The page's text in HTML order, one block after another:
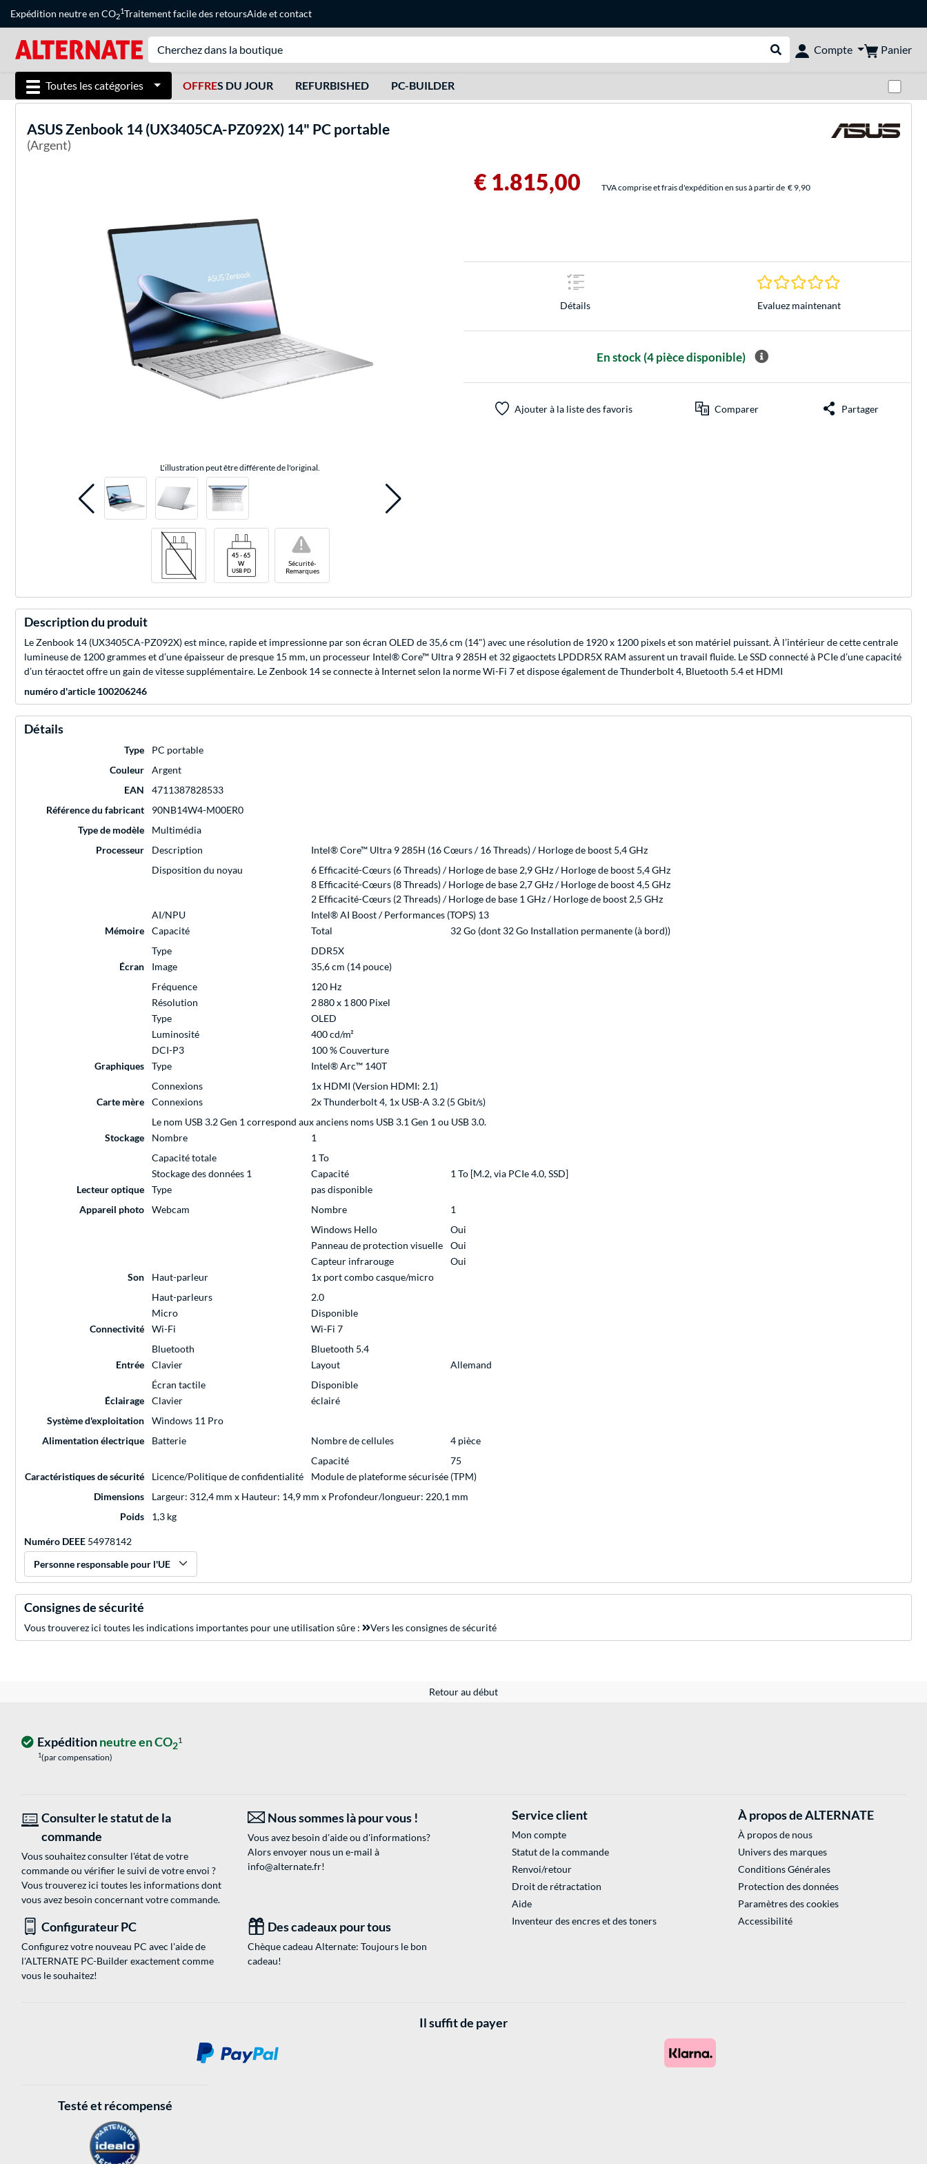
Expédition neutre en CO2
1Traitement facile des retoursAideetcontact
Rechercher dans le shop
Compte Panier
Toutes les catégories OFFRES DU JOUR REFURBISHED PC-BUILDER
ASUSZenbook 14 (UX3405CA-PZ092X) 14" PC portable
(Argent)
L'illustration peut être différente de l'original.
Sécurité-
Remarques
!
€ 1.815,00 TVA comprise et frais d'expédition en sus à partir de € 9,90
Détails
0.0 Étoiles à 0
Evaluez maintenant
En stock (4 pièce disponible)
Ajouter à la liste des favoris Comparer Partager
Description du produit
Le Zenbook 14 (UX3405CA-PZ092X) est mince, rapide et impressionne par son écran OLED de 35,6 cm (14") avec une résolution de 1920 x 1200 pixels et son matériel puissant. À l’intérieur de cette centrale
lumineuse de 1200 grammes et d’une épaisseur de presque 15 mm, un processeur Intel® Core™ Ultra 9 285H et 32 gigaoctets LPDDR5X RAM assurent un travail fluide. Le SSD connecté à PCIe d’une capacité
d’un téraoctet offre un gain de vitesse supplémentaire. Le Zenbook 14 se connecte à Internet selon la norme Wi-Fi 7 et dispose également de Thunderbolt 4, Bluetooth 5.4 et HDMI
numéro d'article 100206246
Détails
Type
PC portable
Couleur
Argent
EAN
4711387828533
Référence du fabricant
90NB14W4-M00ER0
Type de modèle
Multimédia
Processeur
Description
Intel® Core™ Ultra 9 285H (16 Cœurs / 16 Threads) / Horloge de boost 5,4 GHz
Disposition du noyau
6 Efficacité-Cœurs (6 Threads) / Horloge de base 2,9 GHz / Horloge de boost 5,4 GHz
8 Efficacité-Cœurs (8 Threads) / Horloge de base 2,7 GHz / Horloge de boost 4,5 GHz
2 Efficacité-Cœurs (2 Threads) / Horloge de base 1 GHz / Horloge de boost 2,5 GHz
AI/NPU
Intel® AI Boost / Performances (TOPS) 13
Mémoire
Capacité Total
32 Go (dont 32 Go Installation permanente (à bord))
Type
DDR5X
Écran
Image
35,6 cm (14 pouce)
Fréquence
120 Hz
Résolution
2 880 x 1 800 Pixel
Type
OLED
Luminosité
400 cd/m²
DCI-P3
100 % Couverture
Graphiques
Type
Intel® Arc™ 140T
Connexions
1x HDMI (Version HDMI: 2.1)
Carte mère
Connexions
2x Thunderbolt 4, 1x USB-A 3.2 (5 Gbit/s)
Le nom USB 3.2 Gen 1 correspond aux anciens noms USB 3.1 Gen 1 ou USB 3.0.
Stockage
Nombre
1
Capacité totale
1 To
Stockage des données 1
Capacité
1 To [M.2, via PCIe 4.0, SSD]
Lecteur optique
Type
pas disponible
Appareil photo
Webcam Nombre
1
Windows Hello
Oui
Panneau de protection visuelle
Oui
Capteur infrarouge
Oui
Son
Haut-parleur
1x port combo casque/micro
Haut-parleurs
2.0
Micro
Disponible
Connectivité
Wi-Fi
Wi-Fi 7
Bluetooth
Bluetooth 5.4
Entrée
Clavier Layout
Allemand
Écran tactile
Disponible
Éclairage
Clavier
éclairé
Système d'exploitation
Windows 11 Pro
Alimentation électrique
Batterie Nombre de cellules
4 pièce
Capacité
75
Caractéristiques de sécurité
Licence/Politique de confidentialité
Module de plateforme sécurisée (TPM)
Dimensions
Largeur: 312,4 mm x Hauteur: 14,9 mm x Profondeur/longueur: 220,1 mm
Poids
1,3 kg
Numéro DEEE 54978142
Personne responsable pour l'UE
Consignes de sécurité
Vous trouverez ici toutes les indications importantes pour une utilisation sûre : Vers les consignes de sécurité
Retour au début
Expéditionneutre en CO21
1(par compensation)
Consulter le statut de la
commande
Vous souhaitez consulter l'état de votre
commande ou vérifier le suivi de votre envoi ?
Vous trouverez ici toutes les informations dont
vous avez besoin concernant votre commande.
Nous sommes là pour vous !
Vous avez besoin d'aide ou d'informations?
Alors envoyer nous un e-mail à
info@alternate.fr!
Configurateur PC
Configurez votre nouveau PC avec l'aide de
l'ALTERNATE PC-Builder exactement comme
vous le souhaitez!
Des cadeaux pour tous
Chèque cadeau Alternate: Toujours le bon
cadeau!
Service client
Mon compte
Statut de la commande
Renvoi/retour
Droit de rétractation
Aide
Inventeur des encres et des toners
À propos de ALTERNATE
À propos de nous
Univers des marques
Conditions Générales
Protection des données
Paramètres des cookies
Accessibilité
Il suffit de payer
Testé et récompensé